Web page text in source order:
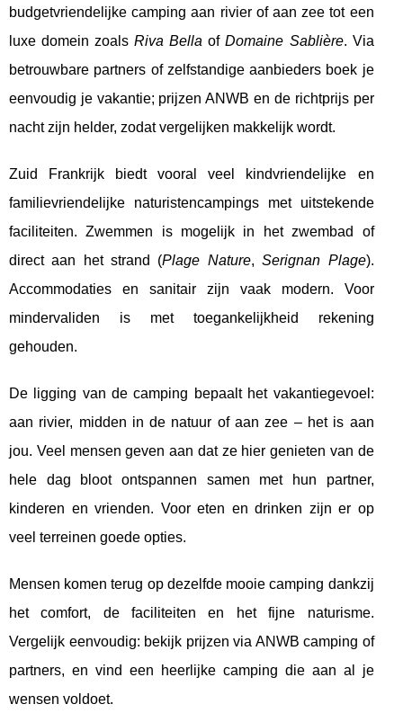
budgetvriendelijke camping aan rivier of aan zee tot een
luxe domein zoalsRiva Bella ofDomaine Sablière. Via
betrouwbare partners of zelfstandige aanbieders boek je
eenvoudig je vakantie; prijzen ANWB en de richtprijs per
nacht zijn helder, zodat vergelijken makkelijk wordt.
Zuid Frankrijk biedt vooral veel kindvriendelijke en
familievriendelijke naturistencampings met uitstekende
faciliteiten. Zwemmen is mogelijk in het zwembad of
direct aan het strand (Plage Nature,Serignan Plage).
Accommodaties en sanitair zijn vaak modern. Voor
mindervaliden is met toegankelijkheid rekening
gehouden.
De ligging van de camping bepaalt het vakantiegevoel:
aan rivier, midden in de natuur of aan zee – het is aan
jou. Veel mensen geven aan dat ze hier genieten van de
hele dag bloot ontspannen samen met hun partner,
kinderen en vrienden. Voor eten en drinken zijn er op
veel terreinen goede opties.
Mensen komen terug op dezelfde mooie camping dankzij
het comfort, de faciliteiten en het fijne naturisme.
Vergelijk eenvoudig: bekijk prijzen via ANWB camping of
partners, en vind een heerlijke camping die aan al je
wensen voldoet.